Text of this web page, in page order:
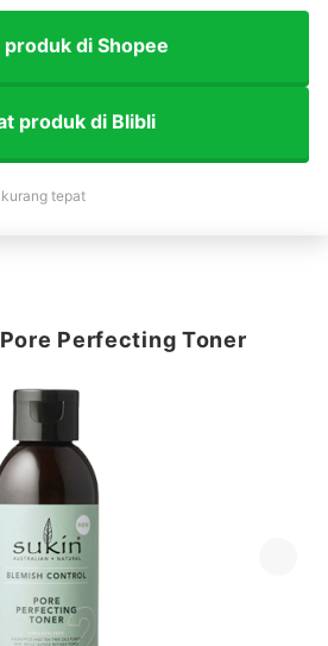
produk di Shopee
produk di Blibli
tepat
Perfecting Toner